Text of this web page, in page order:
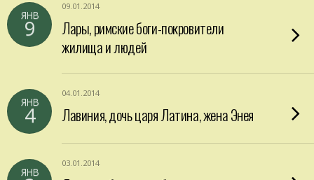
ЯНВ
9
09.01.2014
Лары, римские боги-покровители
жилища и людей
ЯНВ
4
04.01.2014
Лавиния, дочь царя Латина, жена Энея
ЯНВ
03.01.2014